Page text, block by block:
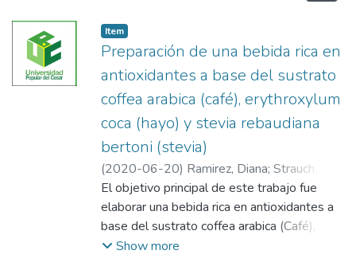
Item
Preparación de una bebida rica en
antioxidantes a base del sustrato
coffea arabica (café), erythroxylum
coca (hayo) y stevia rebaudiana
bertoni (stevia)
(2020-06-20) Ramirez, Diana; Strauch,
Liseth
El objetivo principal de este trabajo fue
elaborar una bebida rica en antioxidantes a
base del sustrato coffea arabica (Café),
erythroxylum coca (Hayo) y stevia
Show more